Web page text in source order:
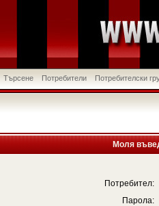
Търсене Потребители Потребителски
Моля
Потребител:
Парола: